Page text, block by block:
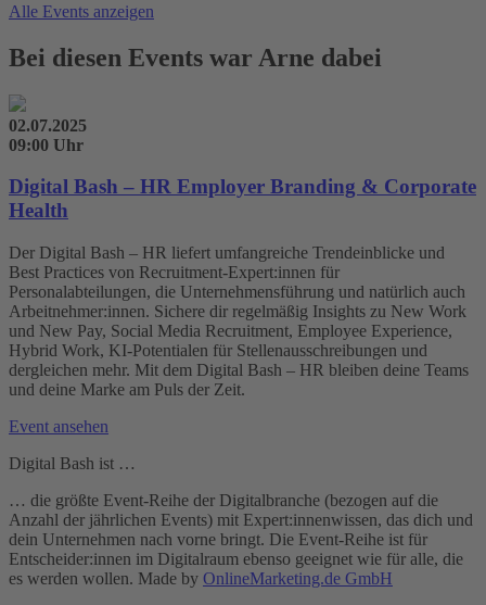
Alle Events anzeigen
Bei diesen Events war Arne dabei
02.07.2025
09:00 Uhr
Digital Bash – HR Employer Branding & Corporate
Health
Der Digital Bash – HR liefert umfangreiche Trendeinblicke und
Best Practices von Recruitment-Expert:innen für
Personalabteilungen, die Unternehmensführung und natürlich auch
Arbeitnehmer:innen. Sichere dir regelmäßig Insights zu New Work
und New Pay, Social Media Recruitment, Employee Experience,
Hybrid Work, KI-Potentialen für Stellenausschreibungen und
dergleichen mehr. Mit dem Digital Bash – HR bleiben deine Teams
und deine Marke am Puls der Zeit.
Event ansehen
Digital Bash ist …
… die größte Event-Reihe der Digitalbranche (bezogen auf die
Anzahl der jährlichen Events) mit Expert:innenwissen, das dich und
dein Unternehmen nach vorne bringt. Die Event-Reihe ist für
Entscheider:innen im Digitalraum ebenso geeignet wie für alle, die
es werden wollen. Made by OnlineMarketing.de GmbH